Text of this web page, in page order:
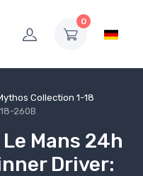
0
Collection 1-18
260B
Mans 24h
Driver: